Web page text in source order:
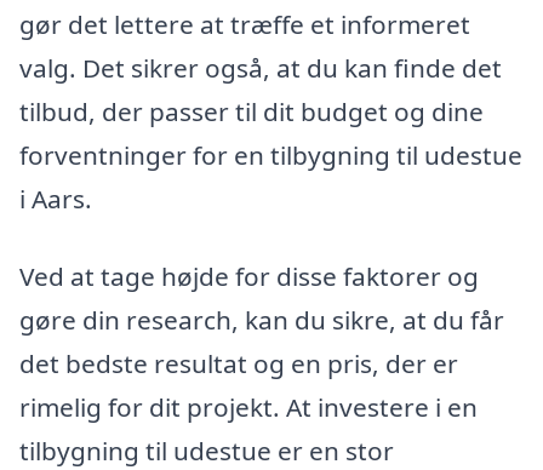
gør det lettere at træffe et informeret
valg. Det sikrer også, at du kan finde det
tilbud, der passer til dit budget og dine
forventninger for en tilbygning til udestue
i Aars.
Ved at tage højde for disse faktorer og
gøre din research, kan du sikre, at du får
det bedste resultat og en pris, der er
rimelig for dit projekt. At investere i en
tilbygning til udestue er en stor